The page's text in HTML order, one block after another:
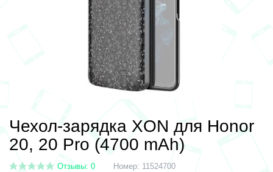
Чехол-зарядка XON для Honor
20, 20 Pro (4700 mAh)
Отзывы: 0 Номер: 11524700